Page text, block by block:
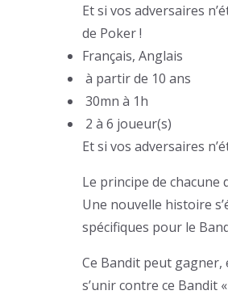
Et si vos adversaires
de Poker !
Français, Anglais
à partir de 10 ans
30mn à 1h
2 à 6 joueur(s)
Et si vos adversaires
Le principe de
Une nouvelle histoire
spécifiques pour le
Ce Bandit peut gagner,
s’unir contre ce Bandit